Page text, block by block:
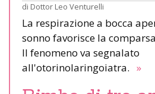
di Dottor Leo Venturelli
La respirazione a bocca
sonno favorisce la
Il fenomeno va segnalato
all'otorinolaringoiatra. »